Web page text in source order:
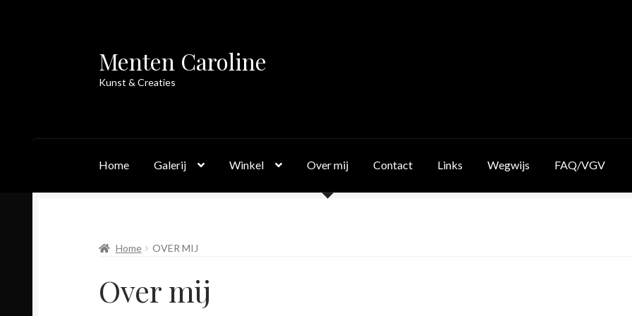
Skip
to
Skip
to
Menten Caroline
Kunst & Creaties
Home Galerij Winkel Over mij Contact Links Wegwijs FAQ/VGV
Home OVER MIJ
Over mij